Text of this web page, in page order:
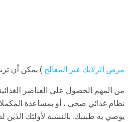
مرض الزلايك غير المعالج ) يمكن أن
من المهم الحصول على العناصر
نظام غذائي صحي ، أو بمساعدة
يوصي به طبيبك. بالنسبة لأولئك